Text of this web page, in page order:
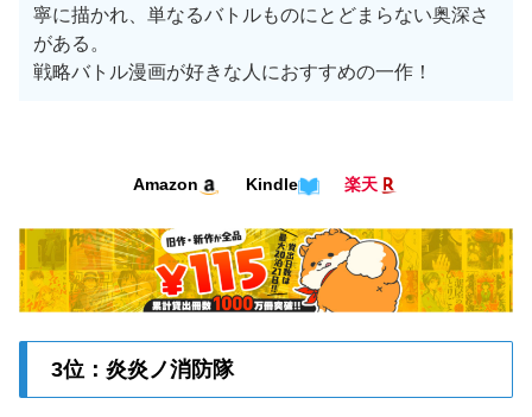
寧に描かれ、単なるバトルものにとどまらない奥深さ
がある。
戦略バトル漫画が好きな人におすすめの一作！
Amazon Kindle 楽天
3位：炎炎ノ消防隊